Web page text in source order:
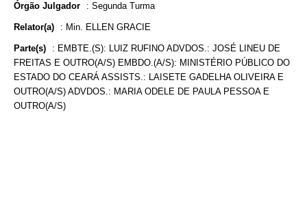
Órgão Julgador : Segunda Turma
Relator(a) : Min. ELLEN GRACIE
Parte(s) : EMBTE.(S): LUIZ RUFINO ADVDOS.: JOSÉ LINEU DE
FREITAS E OUTRO(A/S) EMBDO.(A/S): MINISTÉRIO PÚBLICO DO
ESTADO DO CEARÁ ASSISTS.: LAISETE GADELHA OLIVEIRA E
OUTRO(A/S) ADVDOS.: MARIA ODELE DE PAULA PESSOA E
OUTRO(A/S)